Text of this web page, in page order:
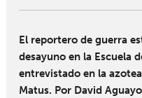
El reportero de guerra
desayuno en la Escuela
entrevistado en la
Matus. Por David Aguayo